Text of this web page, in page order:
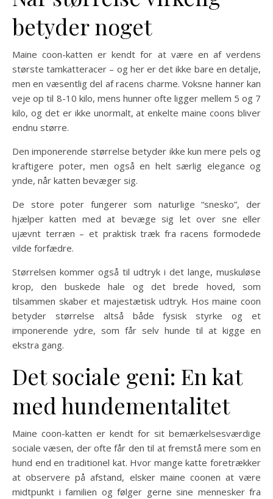
betyder noget
Maine coon-katten er kendt for at være en af verdens
største tamkatteracer – og her er det ikke bare en detalje,
men en væsentlig del af racens charme. Voksne hanner kan
veje op til 8-10 kilo, mens hunner ofte ligger mellem 5 og 7
kilo, og det er ikke unormalt, at enkelte maine coons bliver
endnu større.
Den imponerende størrelse betyder ikke kun mere pels og
kraftigere poter, men også en helt særlig elegance og
ynde, når katten bevæger sig.
De store poter fungerer som naturlige “snesko”, der
hjælper katten med at bevæge sig let over sne eller
ujævnt terræn – et praktisk træk fra racens formodede
vilde forfædre.
Størrelsen kommer også til udtryk i det lange, muskuløse
krop, den buskede hale og det brede hoved, som
tilsammen skaber et majestætisk udtryk. Hos maine coon
betyder størrelse altså både fysisk styrke og et
imponerende ydre, som får selv hunde til at kigge en
ekstra gang.
Det sociale geni: En kat
med hundementalitet
Maine coon-katten er kendt for sit bemærkelsesværdige
sociale væsen, der ofte får den til at fremstå mere som en
hund end en traditionel kat. Hvor mange katte foretrækker
at observere på afstand, elsker maine coonen at være
midtpunkt i familien og følger gerne sine mennesker fra